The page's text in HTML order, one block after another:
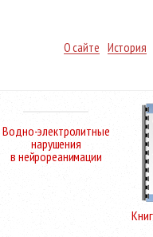
О сайте История
Водно-электролитные
нарушения
в нейрореанимации